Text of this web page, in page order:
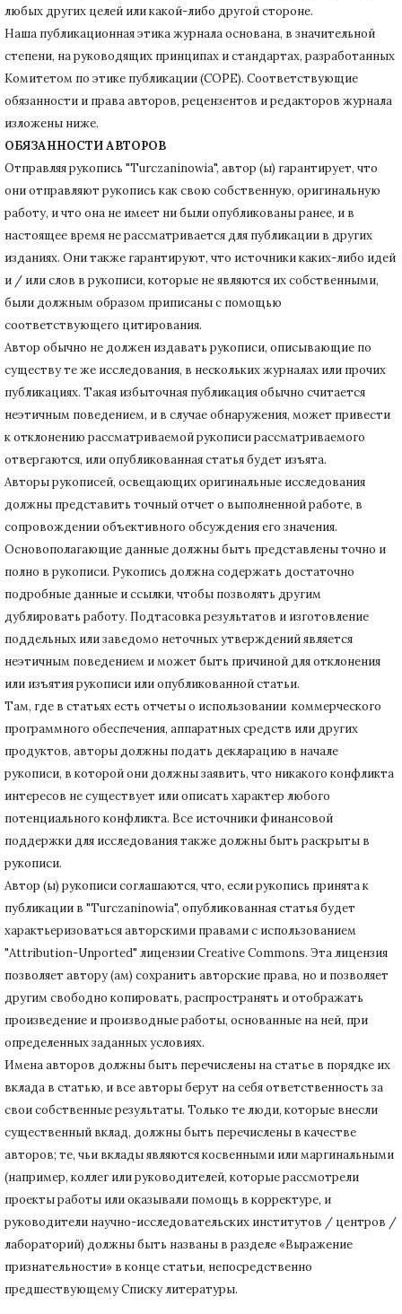
любых других целей или какой-либо другой стороне.
Наша публикационная этика журнала основана, в значительной
степени, на руководящих принципах и стандартах, разработанных
Комитетом по этике публикации (COPE). Соответствующие
обязанности и права авторов, рецензентов и редакторов журнала
изложены ниже.
ОБЯЗАННОСТИ АВТОРОВ
Отправляя рукопись "Turczaninowia", автор (ы) гарантирует, что
они отправляют рукопись как свою собственную, оригинальную
работу, и что она не имеет ни были опубликованы ранее, и в
настоящее время не рассматривается для публикации в других
изданиях. Они также гарантируют, что источники каких-либо идей
и / или слов в рукописи, которые не являются их собственными,
были должным образом приписаны с помощью
соответствующего цитирования.
Автор обычно не должен издавать рукописи, описывающие по
существу те же исследования, в нескольких журналах или прочих
публикациях. Такая избыточная публикация обычно считается
неэтичным поведением, и в случае обнаружения, может привести
к отклонению рассматриваемой рукописи рассматриваемого
отвергаются, или опубликованная статья будет изъята.
Авторы рукописей, освещающих оригинальные исследования
должны представить точный отчет о выполненной работе, в
сопровождении объективного обсуждения его значения.
Основополагающие данные должны быть представлены точно и
полно в рукописи. Рукопись должна содержать достаточно
подробные данные и ссылки, чтобы позволять другим
дублировать работу. Подтасовка результатов и изготовление
поддельных или заведомо неточных утверждений является
неэтичным поведением и может быть причиной для отклонения
или изъятия рукописи или опубликованной статьи.
Там, где в статьях есть отчеты о использовании коммерческого
программного обеспечения, аппаратных средств или других
продуктов, авторы должны подать декларацию в начале
рукописи, в которой они должны заявить, что никакого конфликта
интересов не существует или описать характер любого
потенциального конфликта. Все источники финансовой
поддержки для исследования также должны быть раскрыты в
рукописи.
Автор (ы) рукописи соглашаются, что, если рукопись принята к
публикации в "Turczaninowia", опубликованная статья будет
характьеризоваться авторскими правами с использованием
"Attribution-Unported" лицензии Creative Commons. Эта лицензия
позволяет автору (ам) сохранить авторские права, но и позволяет
другим свободно копировать, распространять и отображать
произведение и производные работы, основанные на ней, при
определенных заданных условиях.
Имена авторов должны быть перечислены на статье в порядке их
вклада в статью, и все авторы берут на себя ответственность за
свои собственные результаты. Только те люди, которые внесли
существенный вклад, должны быть перечислены в качестве
авторов; те, чьи вклады являются косвенными или маргинальными
(например, коллег или руководителей, которые рассмотрели
проекты работы или оказывали помощь в корректуре, и
руководители научно-исследовательских институтов / центров /
лабораторий) должны быть названы в разделе «Выражение
признательности» в конце статьи, непосредственно
предшествующему Списку литературы.